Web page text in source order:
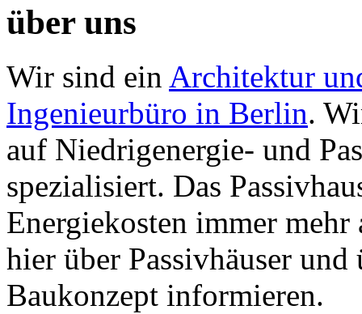
über uns
Wir sind ein Architektur
Ingenieurbüro in Berlin.
auf Niedrigenergie- und
spezialisiert. Das
Energiekosten immer
hier über Passivhäuser und
Baukonzept informieren.